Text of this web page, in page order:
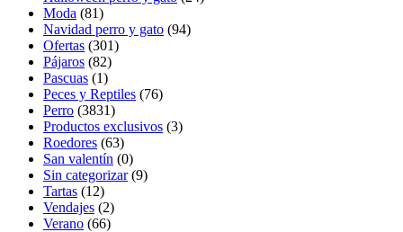
Moda (81)
Navidad perro y gato (94)
Ofertas (301)
Pájaros (82)
Pascuas (1)
Peces y Reptiles (76)
Perro (3831)
Productos exclusivos (3)
Roedores (63)
San valentín (0)
Sin categorizar (9)
Tartas (12)
Vendajes (2)
Verano (66)